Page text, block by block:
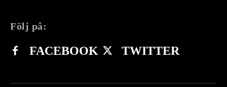
Följ på:
FACEBOOK TWITTER